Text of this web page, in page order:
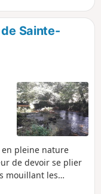
Sainte-
en pleine nature
de devoir se plier
mouillant les